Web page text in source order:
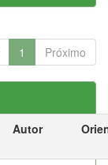
1 Próximo
Autor